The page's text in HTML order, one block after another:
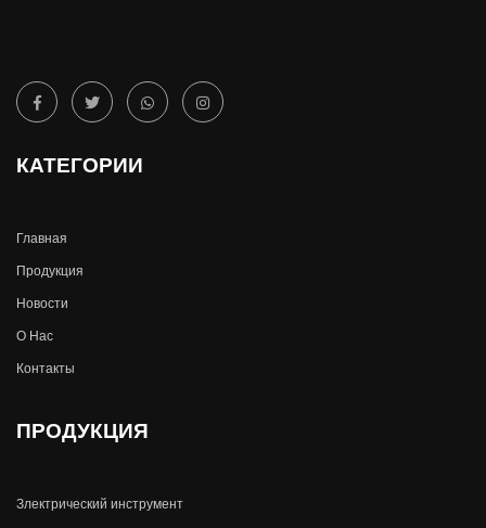
КАТЕГОРИИ
Главная
Продукция
Новости
О Hас
Контакты
ПРОДУКЦИЯ
Злектрический инструмент